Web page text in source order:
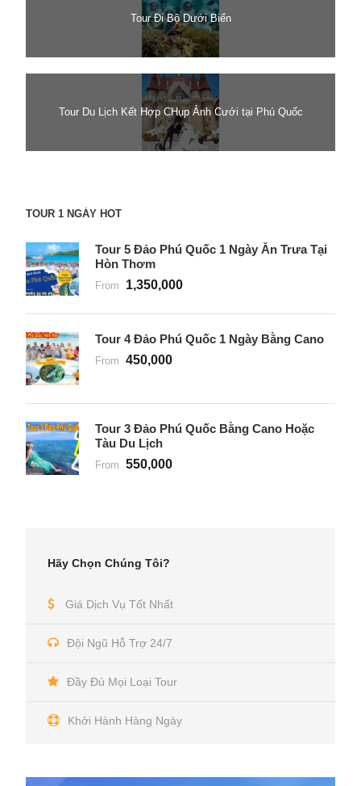
Tour Đi Bộ Dưới Biển
Tour Du Lịch Kết Hợp CHụp Ảnh Cưới tại Phú Quốc
TOUR 1 NGÀY HOT
Tour 5 Đảo Phú Quốc 1 Ngày Ăn Trưa Tại
Hòn Thơm
From 1,350,000
Tour 4 Đảo Phú Quốc 1 Ngày Bằng Cano
From 450,000
Tour 3 Đảo Phú Quốc Bằng Cano Hoặc
Tàu Du Lịch
From 550,000
Hãy Chọn Chúng Tôi?
Giá Dịch Vụ Tốt Nhất
Đội Ngũ Hỗ Trợ 24/7
Đầy Đủ Mọi Loại Tour
Khởi Hành Hàng Ngày